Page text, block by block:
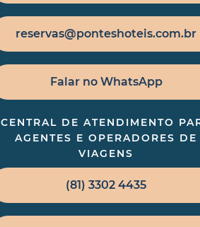
reservas@ponteshoteis.com.br
Falar no WhatsApp
CENTRAL DE ATENDIMENTO
AGENTES E OPERADORES DE
VIAGENS
(81) 3302 4435